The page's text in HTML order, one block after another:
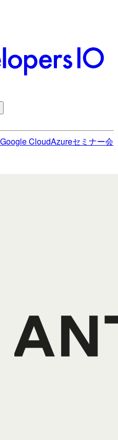
Google CloudAzureセミナー会